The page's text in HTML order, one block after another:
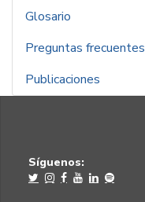
Glosario
Preguntas frecuentes
Publicaciones
Síguenos: